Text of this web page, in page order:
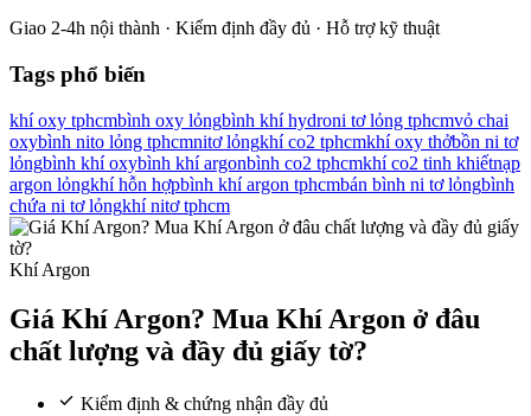
Giao 2-4h nội thành · Kiểm định đầy đủ · Hỗ trợ kỹ thuật
Tags phổ biến
khí oxy tphcmbình oxy lỏngbình khí hydroni tơ lỏng tphcmvỏ chai
oxybình nito lỏng tphcmnitơ lỏngkhí co2 tphcmkhí oxy thởbồn ni tơ
lỏngbình khí oxybình khí argonbình co2 tphcmkhí co2 tinh khiếtnạp
argon lỏngkhí hỗn hợpbình khí argon tphcmbán bình ni tơ lỏngbình
chứa ni tơ lỏngkhí nitơ tphcm
Khí Argon
Giá Khí Argon? Mua Khí Argon ở đâu
chất lượng và đầy đủ giấy tờ?
Kiểm định & chứng nhận đầy đủ